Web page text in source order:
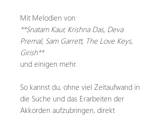
Mit Melodien von
**Snatam Kaur, Krishna Das, Deva
Premal, Sam Garrett, The Love Keys,
Girish**
und einigen mehr.
So kannst du, ohne viel Zeitaufwand in
die Suche und das Erarbeiten der
Akkorden aufzubringen, direkt